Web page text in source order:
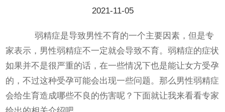
2021-11-05
弱精症是导致男性不育的一个主要因素，但是专
家表示，男性弱精症不一定就会导致不育。弱精症的症状
如果并不是很严重的话，在一些情况下也是能让女方受孕
的，不过这种受孕可能会出现一些问题。那么男性弱精症
会给生育造成哪些不良的伤害呢？下面就让我来看看专家